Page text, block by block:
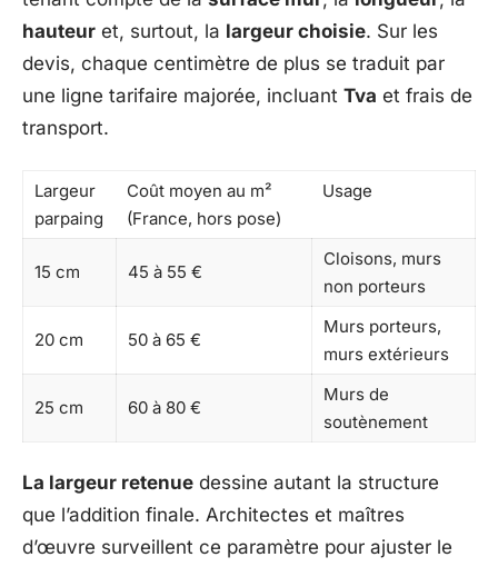
hauteur et, surtout, la largeur choisie. Sur les
devis, chaque centimètre de plus se traduit par
une ligne tarifaire majorée, incluant Tva et frais de
transport.
Largeur
parpaing
Coût moyen au m²
(France, hors pose)
Usage
15 cm 45 à 55 €
Cloisons, murs
non porteurs
20 cm 50 à 65 €
Murs porteurs,
murs extérieurs
25 cm 60 à 80 €
Murs de
soutènement
La largeur retenue dessine autant la structure
que l’addition finale. Architectes et maîtres
d’œuvre surveillent ce paramètre pour ajuster le